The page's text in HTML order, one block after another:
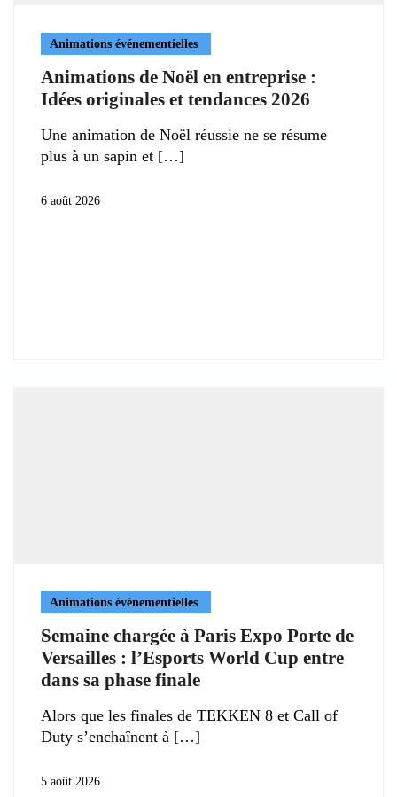
Animations événementielles
Animations de Noël en entreprise :
Idées originales et tendances 2026
Une animation de Noël réussie ne se résume
plus à un sapin et
6 août 2026
Animations événementielles
Semaine chargée à Paris Expo Porte de
Versailles : l’Esports World Cup entre
dans sa phase finale
Alors que les finales de TEKKEN 8 et Call of
Duty s’enchaînent à
5 août 2026